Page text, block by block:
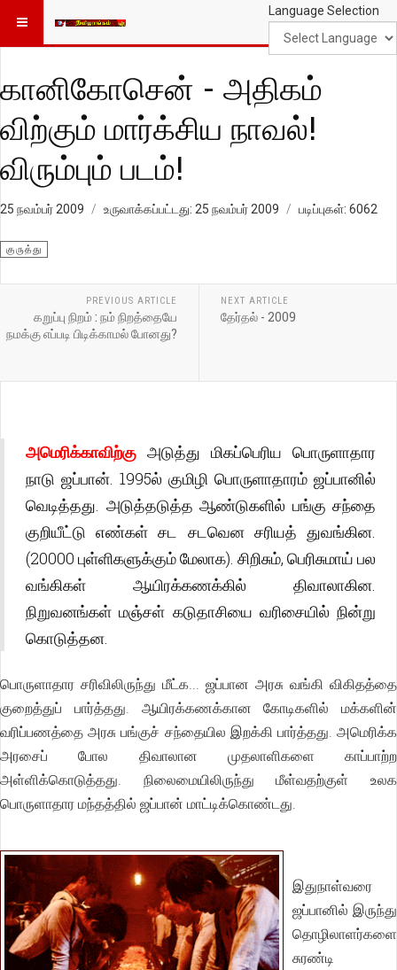
Language Selection
கானிகோசென் - அதிகம்
விற்கும் மார்க்சிய நாவல்!
விரும்பும் படம்!
25 நவம்பர் 2009 உருவாக்கப்பட்டது: 25 நவம்பர் 2009 படிப்புகள்: 6062
குருத்து
PREVIOUS ARTICLE
கறுப்பு நிறம் : நம் நிறத்தையே
நமக்கு எப்படி பிடிக்காமல் போனது?
NEXT ARTICLE
தேர்தல் - 2009
அமெரிக்காவிற்கு அடுத்து மிகப்பெரிய பொருளாதார
நாடு ஜப்பான். 1995ல் குமிழி பொருளாதாரம் ஜப்பானில்
வெடித்தது. அடுத்தடுத்த ஆண்டுகளில் பங்கு சந்தை
குறியீட்டு எண்கள் சட சடவென சரியத் துவங்கின.
(20000 புள்ளிகளுக்கும் மேலாக). சிறிசும், பெரிசுமாய் பல
வங்கிகள் ஆயிரக்கணக்கில் திவாலாகின.
நிறுவனங்கள் மஞ்சள் கடுதாசியை வரிசையில் நின்று
கொடுத்தன.
பொருளாதார சரிவிலிருந்து மீட்க... ஜப்பான அரசு வங்கி விகிதத்தை
குறைத்துப் பார்த்தது. ஆயிரக்கணக்கான கோடிகளில் மக்களின்
வரிப்பணத்தை அரசு பங்குச் சந்தையில இறக்கி பார்த்தது. அமெரிக்க
அரசைப் போல திவாலான முதலாளிகளை காப்பாற்ற
அள்ளிக்கொடுத்தது. நிலைமையிலிருந்து மீள்வதற்குள் உலக
பொருளாதார மந்தத்தில் ஜப்பான் மாட்டிக்கொண்டது.
இதுநாள்வரை
ஜப்பானில் இருந்து
தொழிலாளர்களை
சுரண்டி